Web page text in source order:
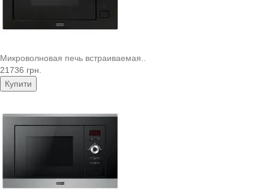
Микроволновая печь встраиваемая..
21736 грн.
Купити